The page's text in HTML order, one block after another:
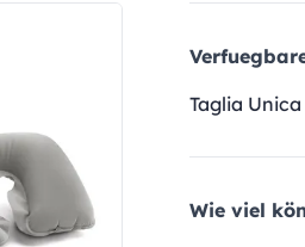
Taglia Unica
Wie viel